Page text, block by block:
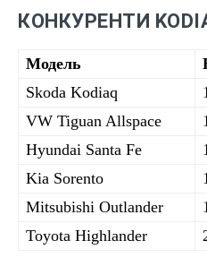
КОНКУРЕНТИ
Модель
Skoda Kodiaq
VW Tiguan Allspace
Hyundai Santa Fe
Kia Sorento
Mitsubishi Outlander
Toyota Highlander